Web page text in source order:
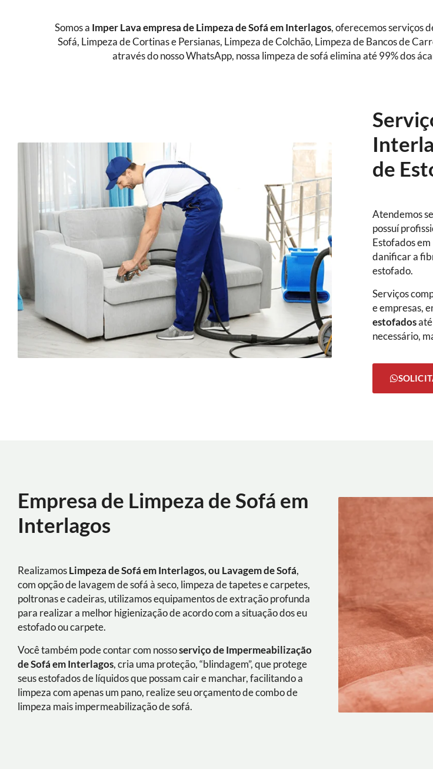
Somos a Imper Lava empresa de Limpeza de Sofá em Interlagos, oferecemos serviços
Sofá, Limpeza de Cortinas e Persianas, Limpeza de Colchão, Limpeza de Bancos de
através do nosso WhatsApp, nossa limpeza de sofá elimina até 99% dos
de
Atendemos
possuí
Estofados
danificar a
estofado.
Serviços
e empresas,
estofados
necessário,
Empresa de Limpeza de Sofá em
Interlagos
Realizamos Limpeza de Sofá em Interlagos, ou Lavagem de Sofá,
com opção de lavagem de sofá à seco, limpeza de tapetes e carpetes,
poltronas e cadeiras, utilizamos equipamentos de extração profunda
para realizar a melhor higienização de acordo com a situação dos eu
estofado ou carpete.
Você também pode contar com nossoserviço de Impermeabilização
de Sofá em Interlagos, cria uma proteção, “blindagem”, que protege
seus estofados de líquidos que possam cair e manchar, facilitando a
limpeza com apenas um pano, realize seu orçamento de combo de
limpeza mais impermeabilização de sofá.